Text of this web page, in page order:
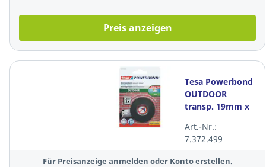
Preis anzeigen
Tesa Powerbond
OUTDOOR
transp. 19mm x
Art.-Nr.:
7.372.499
Für Preisanzeige anmelden oder Konto erstellen.